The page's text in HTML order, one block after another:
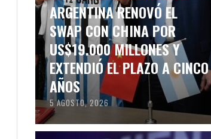
ARGENTINA RENOVÓ EL
SWAP CON CHINA POR
US$19.000 MILLONES Y
EXTENDIÓ EL PLAZO A CINCO
AÑOS
5 AGOSTO, 2026